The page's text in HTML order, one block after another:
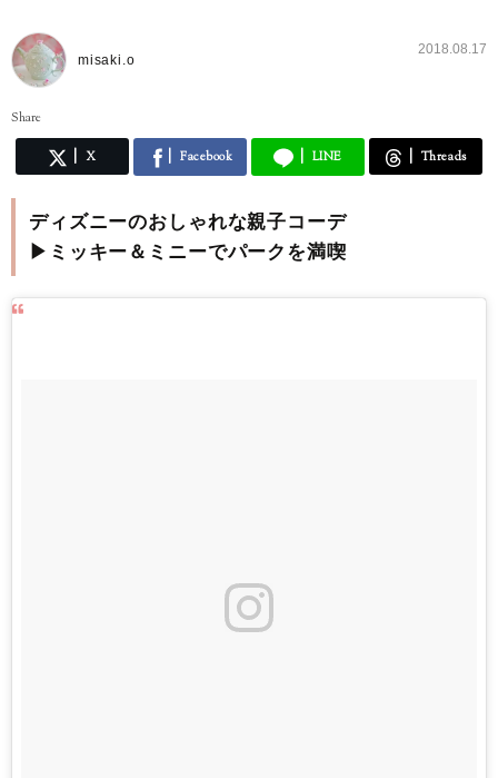
misaki.o
2018.08.17
Share
X Facebook LINE Threads
ディズニーのおしゃれな親子コーデ
▶ミッキー＆ミニーでパークを満喫